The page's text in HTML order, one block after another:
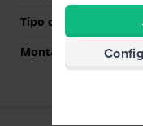
Tipo de montaje
Montaje Recto